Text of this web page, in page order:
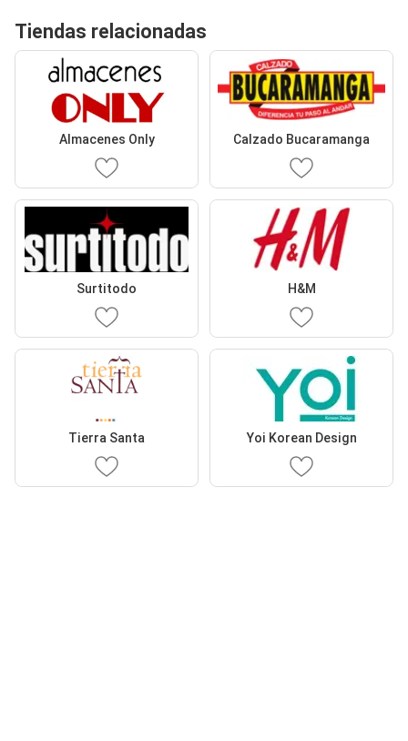
Tiendas relacionadas
Almacenes Only Calzado Bucaramanga
Surtitodo H&M
Tierra Santa Yoi Korean Design